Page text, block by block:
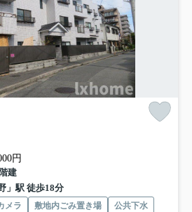
円
建
」駅 徒歩18分
メラ 敷地内ごみ置き場 公共下水